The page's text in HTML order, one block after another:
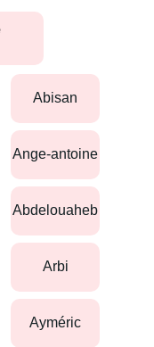
abisan
ange-antoine
abdelouaheb
arbi
ayméric